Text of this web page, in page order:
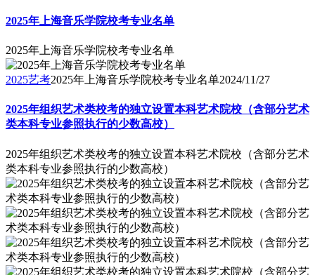
2025年上海音乐学院校考专业名单
2025年上海音乐学院校考专业名单
2025艺考2025年上海音乐学院校考专业名单2024/11/27
2025年组织艺术类校考的独立设置本科艺术院校（含部分艺术
类本科专业参照执行的少数高校）
2025年组织艺术类校考的独立设置本科艺术院校（含部分艺术
类本科专业参照执行的少数高校）